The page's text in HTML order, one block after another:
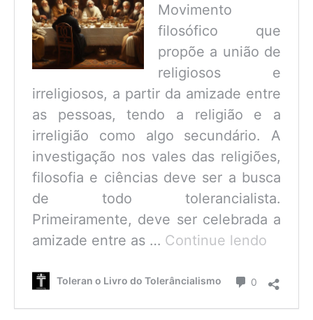
Movimento
filosófico que
propõe a união de
religiosos e
irreligiosos, a partir da amizade entre
as pessoas, tendo a religião e a
irreligião como algo secundário. A
investigação nos vales das religiões,
filosofia e ciências deve ser a busca
de todo tolerancialista.
Primeiramente, deve ser celebrada a
amizade entre as … Continue lendo
é
Toleran o Livro do Tolerâncialismo 0 Comentário